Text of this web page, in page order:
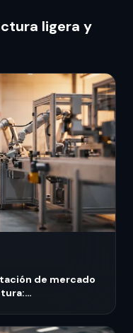
ligera y
de mercado